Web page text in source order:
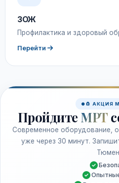
ЗОЖ
Профилактика и здоровый
Перейти
🧲 АКЦИЯ
Пройдите МРТ
Современное оборудование,
уже через 30 минут.